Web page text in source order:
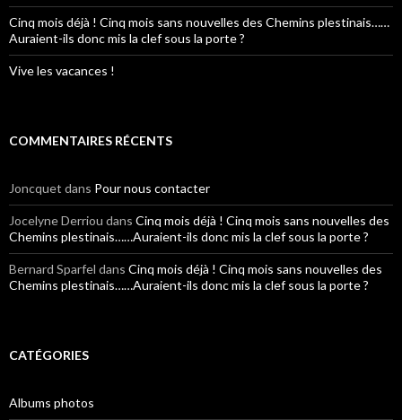
Cinq mois déjà ! Cinq mois sans nouvelles des Chemins plestinais……
Auraient-ils donc mis la clef sous la porte ?
Vive les vacances !
COMMENTAIRES RÉCENTS
Joncquet dans Pour nous contacter
Jocelyne Derriou dans Cinq mois déjà ! Cinq mois sans nouvelles des
Chemins plestinais……Auraient-ils donc mis la clef sous la porte ?
Bernard Sparfel dans Cinq mois déjà ! Cinq mois sans nouvelles des
Chemins plestinais……Auraient-ils donc mis la clef sous la porte ?
CATÉGORIES
Albums photos